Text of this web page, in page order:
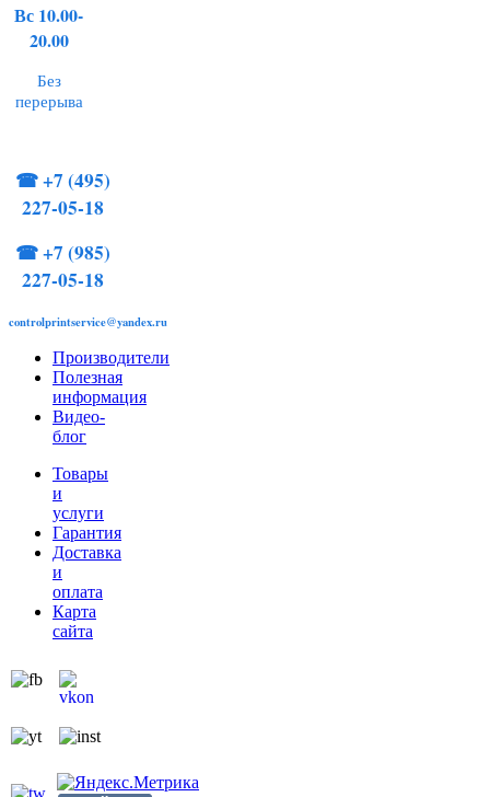
Вс 10.00-
20.00
Без
перерыва
☎+7 (495)
227-05-18
☎+7 (985)
227-05-18
controlprintservice@yandex.ru
Производители
Полезная
информация
Видео-
блог
Товары
и
услуги
Гарантия
Доставка
и
оплата
Карта
сайта